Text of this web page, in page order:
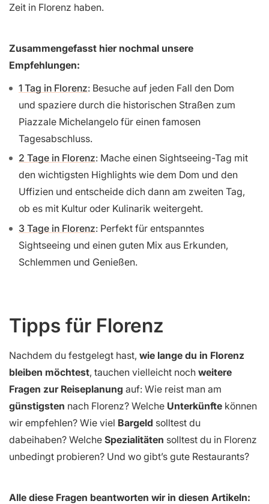
Zeit in Florenz haben.
Zusammengefasst hier nochmal unsere
Empfehlungen:
1 Tag in Florenz: Besuche auf jeden Fall den Dom
und spaziere durch die historischen Straßen zum
Piazzale Michelangelo für einen famosen
Tagesabschluss.
2 Tage in Florenz: Mache einen Sightseeing-Tag mit
den wichtigsten Highlights wie dem Dom und den
Uffizien und entscheide dich dann am zweiten Tag,
ob es mit Kultur oder Kulinarik weitergeht.
3 Tage in Florenz: Perfekt für entspanntes
Sightseeing und einen guten Mix aus Erkunden,
Schlemmen und Genießen.
Tipps für Florenz
Nachdem du festgelegt hast, wie lange du in Florenz
bleiben möchtest, tauchen vielleicht noch weitere
Fragen zur Reiseplanung auf: Wie reist man am
günstigsten nach Florenz? Welche Unterkünfte können
wir empfehlen? Wie viel Bargeld solltest du
dabeihaben? Welche Spezialitäten solltest du in Florenz
unbedingt probieren? Und wo gibt’s gute Restaurants?
Alle diese Fragen beantworten wir in diesen Artikeln: